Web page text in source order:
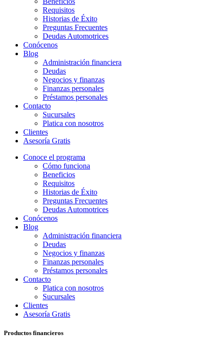
Requisitos
Historias de Éxito
Preguntas Frecuentes
Deudas Automotrices
Conócenos
Blog
Administración financiera
Deudas
Negocios y finanzas
Finanzas personales
Préstamos personales
Contacto
Sucursales
Platica con nosotros
Clientes
Asesoría Gratis
Conoce el programa
Cómo funciona
Beneficios
Requisitos
Historias de Éxito
Preguntas Frecuentes
Deudas Automotrices
Conócenos
Blog
Administración financiera
Deudas
Negocios y finanzas
Finanzas personales
Préstamos personales
Contacto
Platica con nosotros
Sucursales
Clientes
Asesoría Gratis
Productos financieros